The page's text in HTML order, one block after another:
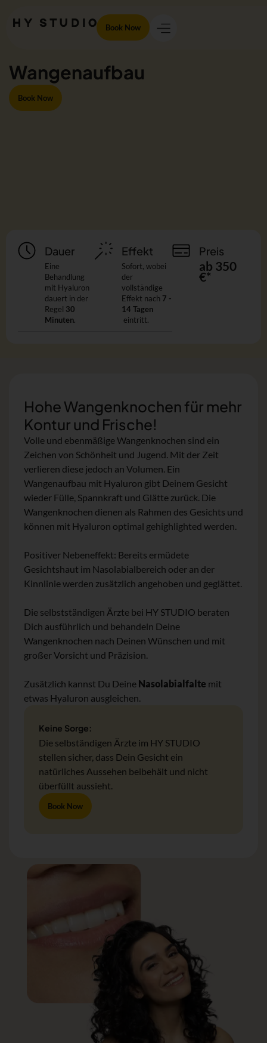
Book Now
Wangenaufbau
Book Now
Dauer
Eine
Behandlung
mit Hyaluron
dauert in der
Regel 30
Minuten.
Effekt
Sofort, wobei
der
vollständige
Effekt nach 7 -
14 Tagen
eintritt.
Preis
ab 350
€*
Hohe Wangenknochen für mehr
Kontur und Frische!
Volle und ebenmäßige Wangenknochen sind ein
Zeichen von Schönheit und Jugend. Mit der Zeit
verlieren diese jedoch an Volumen. Ein
Wangenaufbau mit Hyaluron gibt Deinem Gesicht
wieder Fülle, Spannkraft und Glätte zurück. Die
Wangenknochen dienen als Rahmen des Gesichts und
können mit Hyaluron optimal gehighlighted werden.
Positiver Nebeneffekt: Bereits ermüdete
Gesichtshaut im Nasolabialbereich oder an der
Kinnlinie werden zusätzlich angehoben und geglättet.
Die selbstständigen Ärzte bei HY STUDIO beraten
Dich ausführlich und behandeln Deine
Wangenknochen nach Deinen Wünschen und mit
großer Vorsicht und Präzision.
Zusätzlich kannst Du Deine Nasolabialfalte mit
etwas Hyaluron ausgleichen.
Keine Sorge:
Die selbständigen Ärzte im HY STUDIO
stellen sicher, dass Dein Gesicht ein
natürliches Aussehen beibehält und nicht
überfüllt aussieht.
Book Now